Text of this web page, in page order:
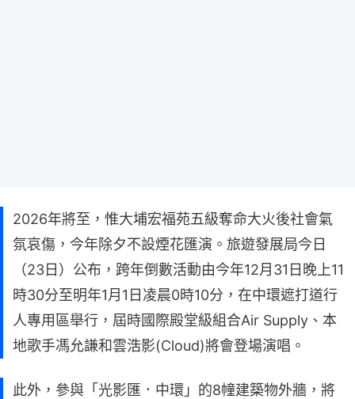
2026年將至，惟大埔宏福苑五級奪命大火後社會氣
氛哀傷，今年除夕不設煙花匯演。旅遊發展局今日
（23日）公布，跨年倒數活動由今年12月31日晚上11
時30分至明年1月1日凌晨0時10分，在中環遮打道行
人專用區舉行，屆時國際殿堂級組合Air Supply、本
地歌手馮允謙和雲浩影(Cloud)將會登場演唱。
此外，參與「光影匯．中環」的8幢建築物外牆，將